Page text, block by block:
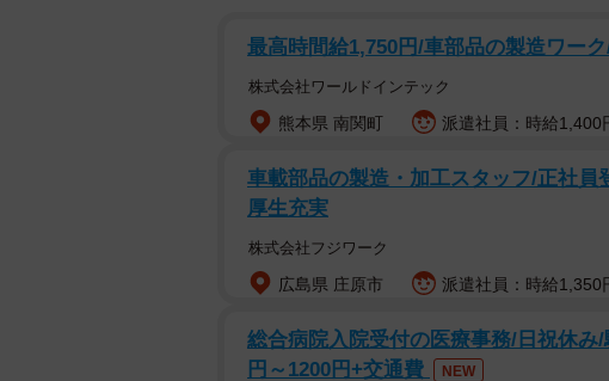
「振り返ったらその寝方してるのずるい」
で無防備な体勢で寝るぷてぃこちゃんが写っ
最高時間給1,750円/車部品の製造ワー
株式会社ワールドインテック
熊本県 南関町 派遣社員：時給1,400
車載部品の製造・加工スタッフ/正社員
厚生充実
株式会社フジワーク
広島県 庄原市 派遣社員：時給1,350
総合病院入院受付の医療事務/日祝休
円～1200円+交通費
NEW